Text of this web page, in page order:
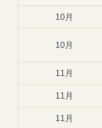
10月
10月
11月
11月
11月